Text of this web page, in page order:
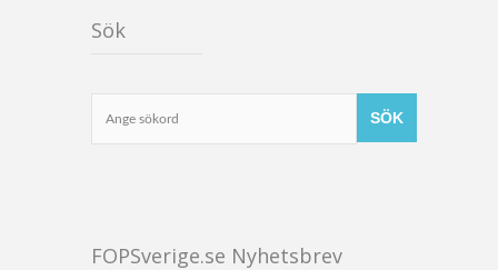
Sök
FOPSverige.se Nyhetsbrev